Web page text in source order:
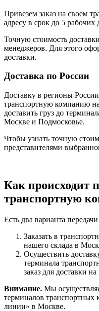
Привезем заказ на своем
адресу в срок до 5 рабочих
Точную стоимость
менеджеров. Для этого
доставки.
Доставка по России
Доставку в регионы
транспортную компанию
доставить груз до
Москве и Подмосковье.
Чтобы узнать точную
представителями
Как происходит
транспортную
Есть два варианта передачи
Заказать в
нашего склада в
Осуществить
терминала
заказ для доставки
Внимание. Мы
терминалов
линии» в Москве.